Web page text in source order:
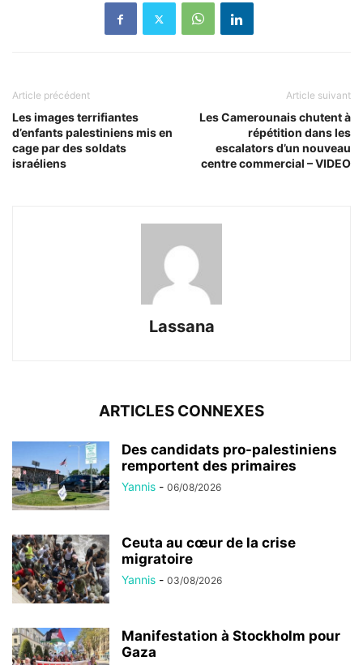
Article précédent
Les images terrifiantes
d’enfants palestiniens mis en
cage par des soldats
israéliens
Article suivant
Les Camerounais chutent à
répétition dans les
escalators d’un nouveau
centre commercial – VIDEO
Lassana
ARTICLES CONNEXES
Des candidats pro-palestiniens
remportent des primaires
Yannis - 06/08/2026
Ceuta au cœur de la crise
migratoire
Yannis - 03/08/2026
Manifestation à Stockholm pour
Gaza